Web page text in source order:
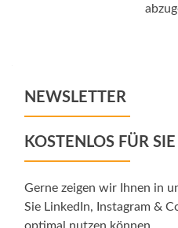
NEWSLETTER
KOSTENLOS FÜR SIE
Gerne zeigen wir Ihnen in
Sie LinkedIn, Instagram &